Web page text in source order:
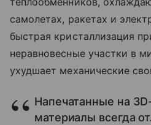
самолетах, ракетах и
быстрая кристаллизация
неравновесные участки в
ухудшает механические
Напечатанные на
материалы всегда